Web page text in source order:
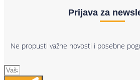
Prijava za
Ne propusti važne novosti i posebne